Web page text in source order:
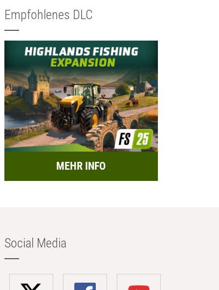
Empfohlenes DLC
MEHR INFO
Social Media